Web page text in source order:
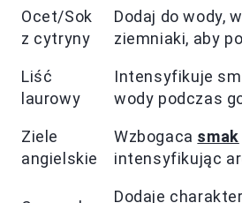
Ocet/Sok
z cytryny
Dodaj do wody,
ziemniaki, aby
Liść
laurowy
Intensyfikuje
wody podczas
Ziele
angielskie
Wzbogaca smak
intensyfikując
Dodaje